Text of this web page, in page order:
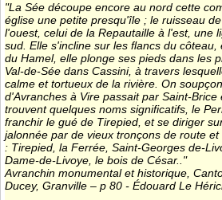
"La Sée découpe encore au nord cette
église une petite presqu'île ; le ruisseau
l'ouest, celui de la Repautaille à l'est, une
sud. Elle s'incline sur les flancs du
du Hamel, elle plonge ses pieds dans les
Val-de-Sée dans Cassini, à travers
calme et tortueux de la rivière. On
d'Avranches à Vire passait par Saint-
trouvent quelques noms significatifs, le
franchir le gué de Tirepied, et se diriger
jalonnée par de vieux tronçons de route
: Tirepied, la Ferrée, Saint-Georges de-
Dame-de-Livoye, le bois de César.."
Avranchin monumental et historique,
Ducey, Granville – p 80 - Édouard Le